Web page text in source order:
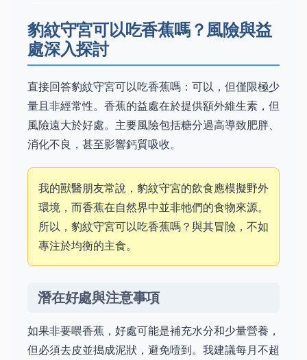
豹紋守宮可以吃香蕉嗎？風險與益
處深入探討
直接回答豹紋守宮可以吃香蕉嗎：可以，但僅限極少
量且非經常性。香蕉的益處在於提供額外維生素，但
風險遠大於好處。主要風險包括糖分過高導致肥胖、
消化不良，甚至影響鈣質吸收。
我的獸醫朋友常說，豹紋守宮的飲食應模擬野外
環境，而香蕉在自然界中並非牠們的食物來源。
所以，豹紋守宮可以吃香蕉嗎？與其冒險，不如
專注於均衡的主食。
潛在好處與注意事項
如果非要喂香蕉，好處可能是補充水分和少量營養，
但必須去皮並搗成泥狀，避免噎到。我建議每月不超